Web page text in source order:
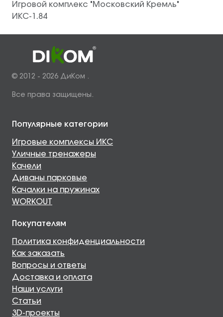
Игровой комплекс "Московский Кремль"
ИКС-1.84
© 2012 - 2026 ДиКом .
Все права защищены.
Популярные категории
Игровые комплексы ИКС
Уличные тренажеры
Качели
Диваны парковые
Качалки на пружинах
WORKOUT
Покупателям
Политика конфиденциальности
Как заказать
Вопросы и ответы
Доставка и оплата
Наши услуги
Статьи
3D-проекты